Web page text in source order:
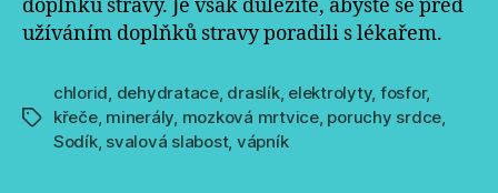
doplňků stravy. Je však důležité, abyste se před
užíváním doplňků stravy poradili s lékařem.
Štítky
chlorid, dehydratace, draslík, elektrolyty, fosfor,
křeče, minerály, mozková mrtvice, poruchy srdce,
Sodík, svalová slabost, vápník